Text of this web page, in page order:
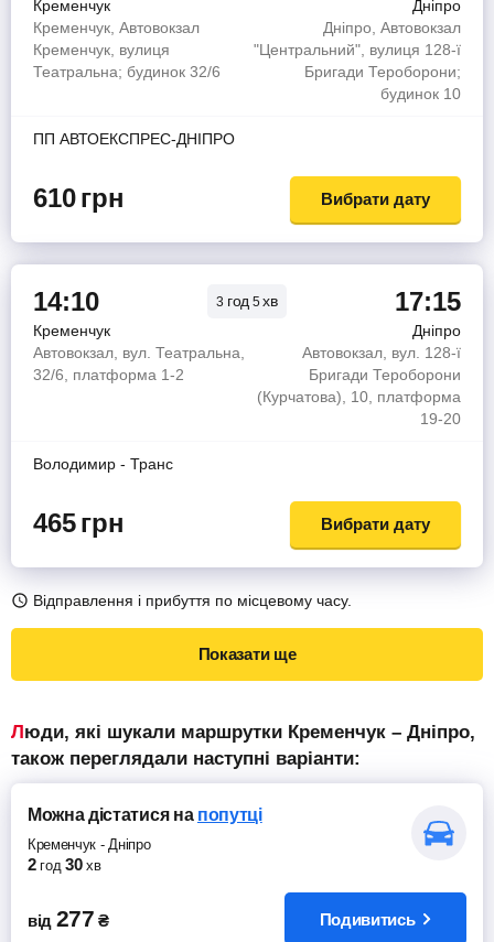
Кременчук
Дніпро
Кременчук, Автовокзал
Кременчук, вулиця
Театральна; будинок 32/6
Дніпро, Автовокзал
"Центральний", вулиця 128-ї
Бригади Тероборони;
будинок 10
ПП АВТОЕКСПРЕС-ДНІПРО
610грн Вибрати дату
14:10 3 год 5хв 17:15
Кременчук
Дніпро
Автовокзал, вул. Театральна,
32/6, платформа 1-2
Автовокзал, вул. 128-ї
Бригади Тероборони
(Курчатова), 10, платформа
19-20
Володимир - Транс
465грн Вибрати дату
Відправлення і прибуття по місцевому часу.
Показати ще
Люди, які шукали маршрутки Кременчук – Дніпро,
також переглядали наступні варіанти:
Можна дістатисяна попутці
Кременчук -Дніпро
2 год 30 хв
від 277 ₴ Подивитись